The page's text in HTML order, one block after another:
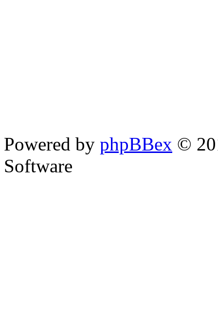
Powered by phpBBex ©
Software